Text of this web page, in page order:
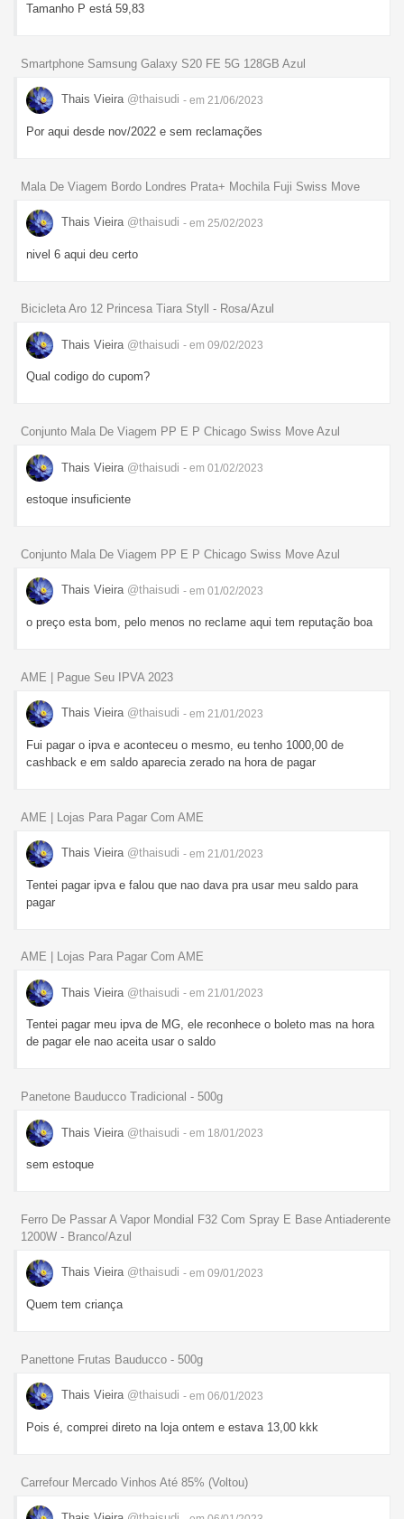
Tamanho P está 59,83
Smartphone Samsung Galaxy S20 FE 5G 128GB Azul
Thais Vieira @thaisudi - em 21/06/2023
Por aqui desde nov/2022 e sem reclamações
Mala De Viagem Bordo Londres Prata+ Mochila Fuji Swiss Move
Thais Vieira @thaisudi - em 25/02/2023
nivel 6 aqui deu certo
Bicicleta Aro 12 Princesa Tiara Styll - Rosa/Azul
Thais Vieira @thaisudi - em 09/02/2023
Qual codigo do cupom?
Conjunto Mala De Viagem PP E P Chicago Swiss Move Azul
Thais Vieira @thaisudi - em 01/02/2023
estoque insuficiente
Conjunto Mala De Viagem PP E P Chicago Swiss Move Azul
Thais Vieira @thaisudi - em 01/02/2023
o preço esta bom, pelo menos no reclame aqui tem reputação boa
AME | Pague Seu IPVA 2023
Thais Vieira @thaisudi - em 21/01/2023
Fui pagar o ipva e aconteceu o mesmo, eu tenho 1000,00 de
cashback e em saldo aparecia zerado na hora de pagar
AME | Lojas Para Pagar Com AME
Thais Vieira @thaisudi - em 21/01/2023
Tentei pagar ipva e falou que nao dava pra usar meu saldo para
pagar
AME | Lojas Para Pagar Com AME
Thais Vieira @thaisudi - em 21/01/2023
Tentei pagar meu ipva de MG, ele reconhece o boleto mas na hora
de pagar ele nao aceita usar o saldo
Panetone Bauducco Tradicional - 500g
Thais Vieira @thaisudi - em 18/01/2023
sem estoque
Ferro De Passar A Vapor Mondial F32 Com Spray E Base Antiaderente
1200W - Branco/Azul
Thais Vieira @thaisudi - em 09/01/2023
Quem tem criança
Panettone Frutas Bauducco - 500g
Thais Vieira @thaisudi - em 06/01/2023
Pois é, comprei direto na loja ontem e estava 13,00 kkk
Carrefour Mercado Vinhos Até 85% (Voltou)